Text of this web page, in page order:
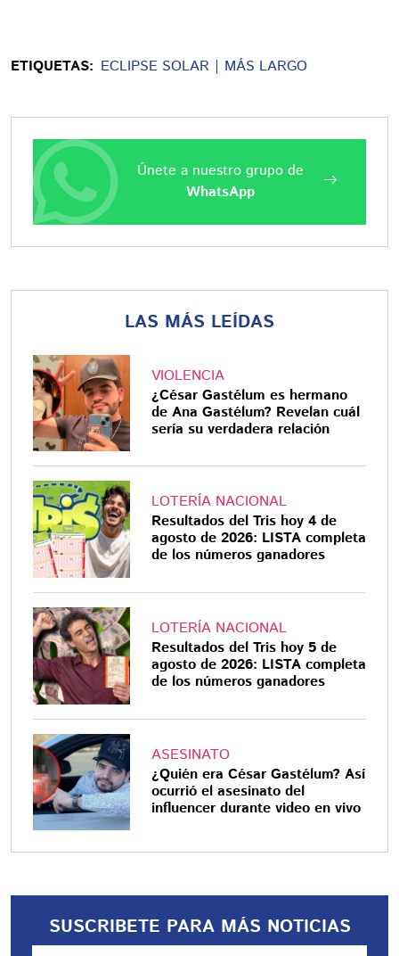
ETIQUETAS: ECLIPSE SOLAR MÁS LARGO
Únete a nuestro grupo de
WhatsApp
LAS MÁS LEÍDAS
VIOLENCIA
¿César Gastélum es hermano
de Ana Gastélum? Revelan cuál
sería su verdadera relación
LOTERÍA NACIONAL
Resultados del Tris hoy 4 de
agosto de 2026: LISTA completa
de los números ganadores
LOTERÍA NACIONAL
Resultados del Tris hoy 5 de
agosto de 2026: LISTA completa
de los números ganadores
ASESINATO
¿Quién era César Gastélum? Así
ocurrió el asesinato del
influencer durante video en vivo
SUSCRIBETE PARA MÁS NOTICIAS